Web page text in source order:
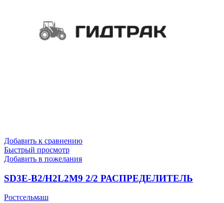
Добавить к сравнению
Быстрый просмотр
Добавить в пожелания
SD3E-B2/H2L2M9 2/2 РАСПРЕДЕЛИТЕЛЬ
Ростсельмаш